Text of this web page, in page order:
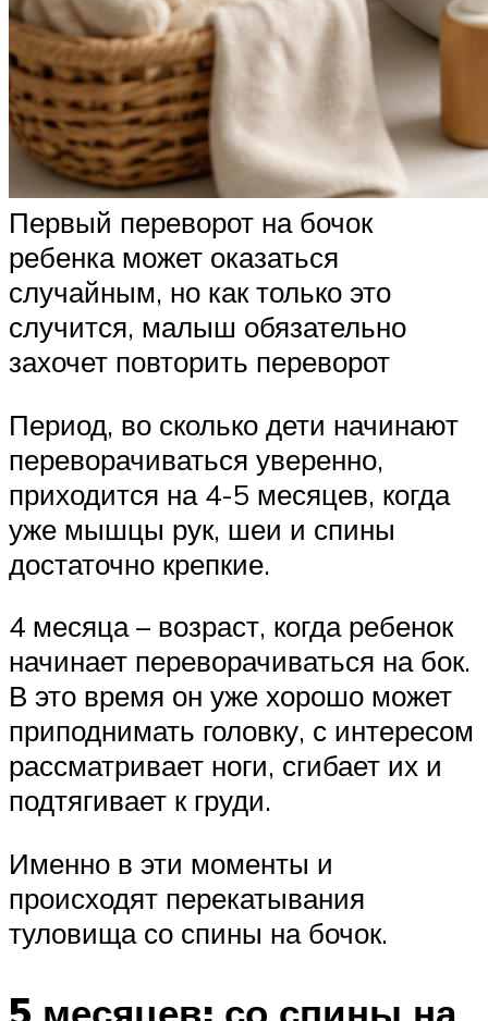
Первый переворот на бочок
ребенка может оказаться
случайным, но как только это
случится, малыш обязательно
захочет повторить переворот
Период, во сколько дети начинают
переворачиваться уверенно,
приходится на 4-5 месяцев, когда
уже мышцы рук, шеи и спины
достаточно крепкие.
4 месяца – возраст, когда ребенок
начинает переворачиваться на бок.
В это время он уже хорошо может
приподнимать головку, с интересом
рассматривает ноги, сгибает их и
подтягивает к груди.
Именно в эти моменты и
происходят перекатывания
туловища со спины на бочок.